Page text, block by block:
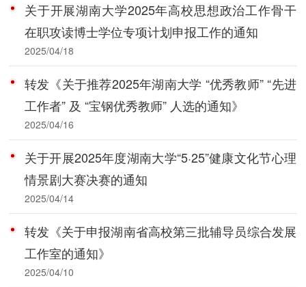
关于开展湖南大学2025年高校思想政治工作骨干
在职攻读博士学位专项计划申报工作的通知
2025/04/18
转发《关于推荐2025年湖南大学 “优秀教师” “先进
工作者” 及 “宝钢优秀教师” 人选的通知》
2025/04/16
关于开展2025年度湖南大学“5·25”健康文化节心理
情景剧大赛决赛的通知
2025/04/14
转发《关于申报湖南省高校第三批辅导员综合发展
工作室的通知》
2025/04/10